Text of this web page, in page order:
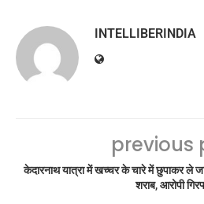
INTELLIBERINDIA
previous
केदारनाथ यात्रा में खच्चर के चारे में छुपाकर ले
शराब, आरोपी